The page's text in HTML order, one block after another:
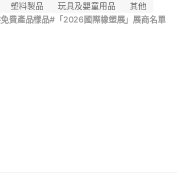
塑料製品 玩具及嬰童用品
其他
費產品樣品#「2026國際橡塑展」展商名單